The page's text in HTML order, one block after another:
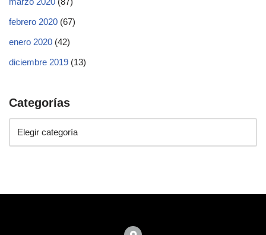
febrero 2020 (67)
enero 2020 (42)
diciembre 2019 (13)
Categorías